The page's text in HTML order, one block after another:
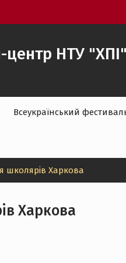
центр НТУ "ХПІ"
Всеукраїнський
школярів Харкова
Харкова